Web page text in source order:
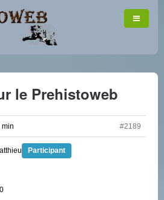
le Prehistoweb
min #2189
Participant